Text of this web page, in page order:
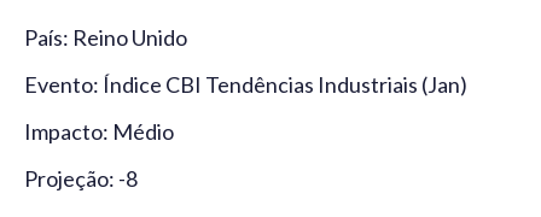
País: Reino Unido
Evento: Índice CBI Tendências Industriais (Jan)
Impacto: Médio
Projeção: -8